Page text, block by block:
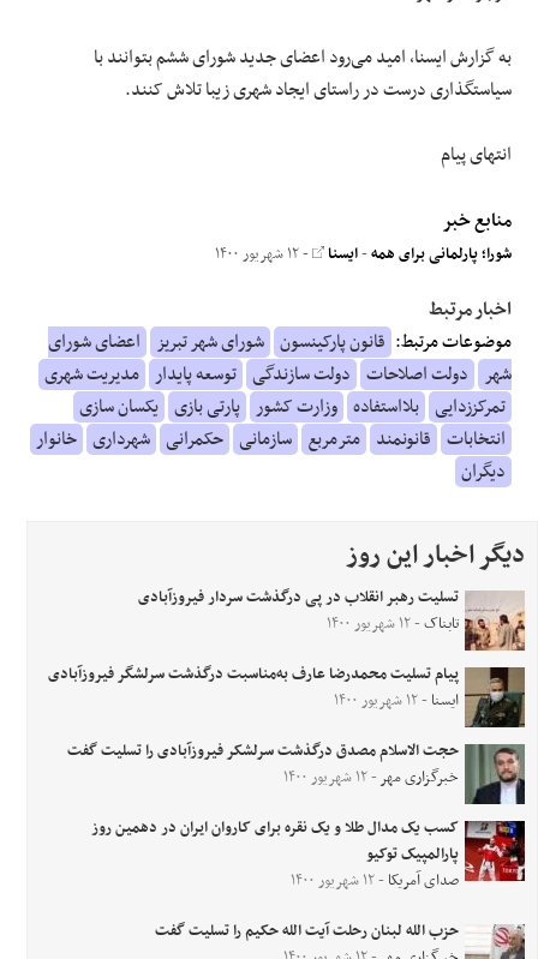
به گزارش ایسنا، امید می‌رود اعضای جدید شورای ششم بتوانند با
سیاستگذاری درست در راستای ایجاد شهری زیبا تلاش کنند.
انتهای پیام
منابع خبر
شورا؛ پارلمانی برای همه-ایسنا - ۱۲ شهریور ۱۴۰۰
اخبار مرتبط
موضوعات مرتبط: قانون پارکینسون شورای شهر تبریز اعضای شورای
شهر دولت اصلاحات دولت سازندگی توسعه پایدار مدیریت شهری
تمرکززدایی بلااستفاده وزارت کشور پارتی بازی یکسان سازی
انتخابات قانونمند مترمربع سازمانی حکمرانی شهرداری خانوار
دیگران
دیگر اخبار این روز
تسلیت رهبر انقلاب در پی درگذشت سردار فیروزآبادی
تابناک- ۱۲ شهریور ۱۴۰۰
پیام تسلیت محمدرضا عارف به‌مناسبت درگذشت سرلشگر فیروزآبادی
ایسنا - ۱۲ شهریور ۱۴۰۰
حجت الاسلام مصدق درگذشت سرلشکر فیروزآبادی را تسلیت گفت
خبرگزاری مهر- ۱۲ شهریور ۱۴۰۰
کسب یک مدال طلا‌ و ‌یک ‌نقره برای کاروان ایران در دهمین روز
پارالمپیک توکیو
صدای آمریکا - ۱۲ شهریور ۱۴۰۰
حزب الله لبنان رحلت آیت الله حکیم را تسلیت گفت